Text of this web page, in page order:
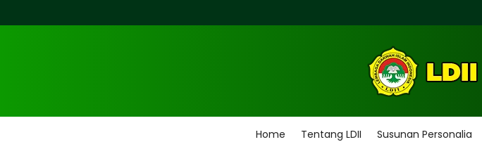
Home Tentang LDII Susunan Personalia